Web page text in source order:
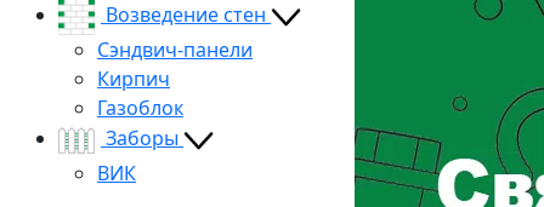
Возведение стен
Сэндвич-панели
Кирпич
Газоблок
Заборы
ВИК